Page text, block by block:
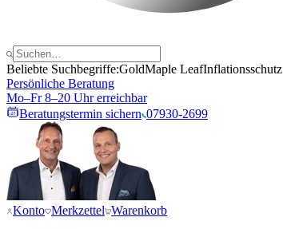
Beliebte Suchbegriffe:GoldMaple LeafInflationsschutz
Persönliche Beratung
Mo–Fr 8–20 Uhr erreichbar
Beratungstermin sichern 07930-2699
Konto Merkzettel Warenkorb